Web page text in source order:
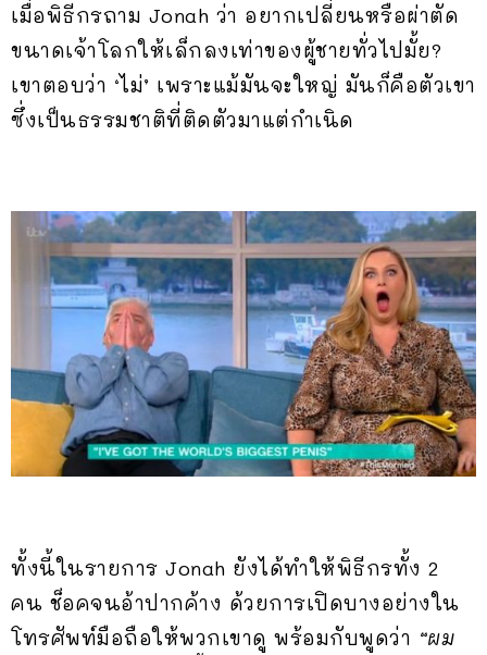
เมื่อพิธีกรถาม Jonah ว่า อยากเปลี่ยนหรือผ่าตัด
ขนาดเจ้าโลกให้เล็กลงเท่าของผู้ชายทั่วไปมั้ย?
เขาตอบว่า ‘ไม่’ เพราะแม้มันจะใหญ่ มันก็คือตัวเขา
ซึ่งเป็นธรรมชาติที่ติดตัวมาแต่กำเนิด
ทั้งนี้ในรายการ Jonah ยังได้ทำให้พิธีกรทั้ง 2
คน ช็อคจนอ้าปากค้าง ด้วยการเปิดบางอย่างใน
โทรศัพท์มือถือให้พวกเขาดู พร้อมกับพูดว่า “ผม